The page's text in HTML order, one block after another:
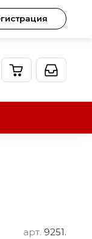
арт. 9251.